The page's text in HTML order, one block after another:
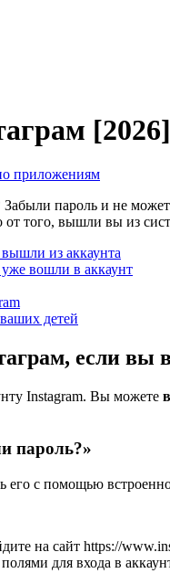
[2026]
приложениям
Забыли пароль и не
от того, вышли вы из
из аккаунта
вошли в аккаунт
детей
если вы
Instagram. Вы можете
пароль?»
его с помощью
на сайт https://
для входа в